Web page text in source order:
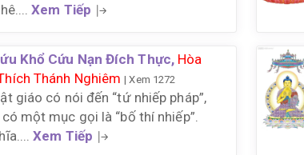
Xem Tiếp
Khổ Cứu Nạn Đích Thực, Hòa
Thánh Nghiêm | Xem 1272
giáo có nói đến “tứ nhiếp pháp”,
một mục gọi là “bố thí nhiếp”.
Xem Tiếp